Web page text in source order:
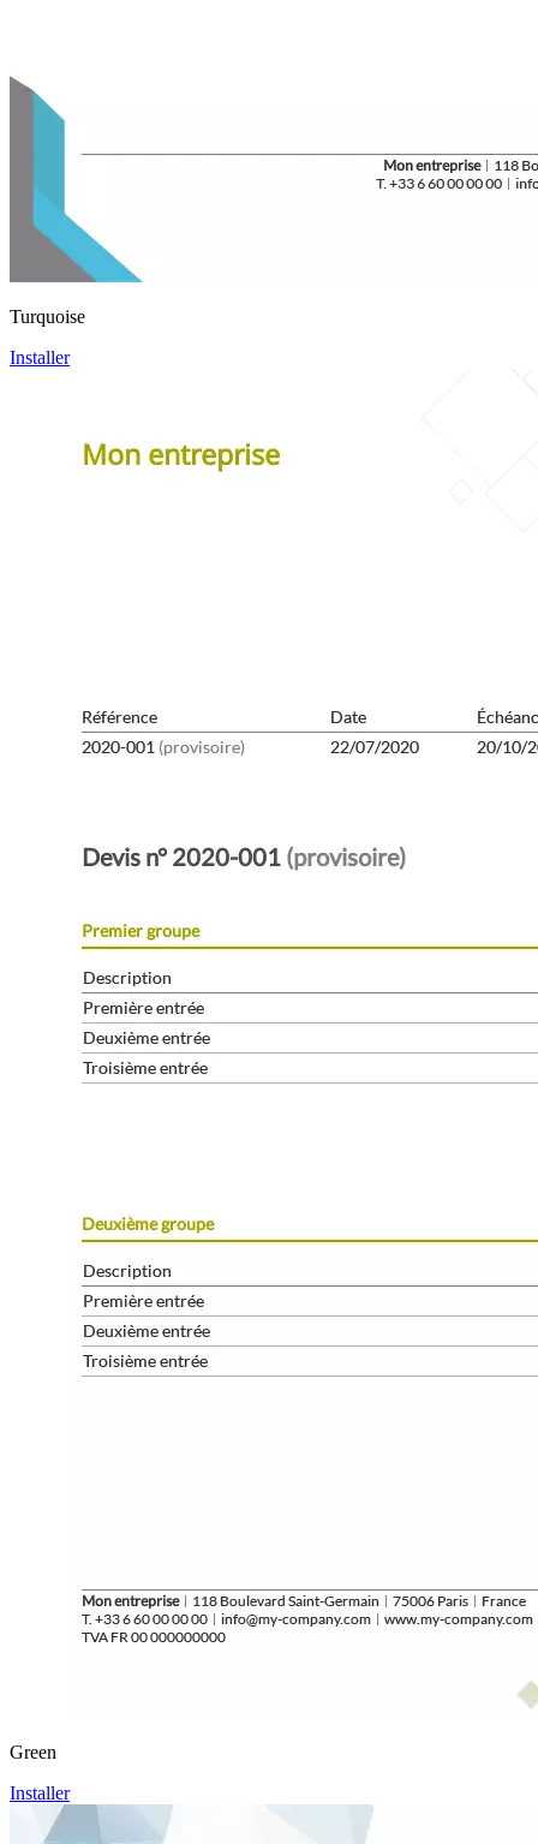
Turquoise
Installer
Green
Installer